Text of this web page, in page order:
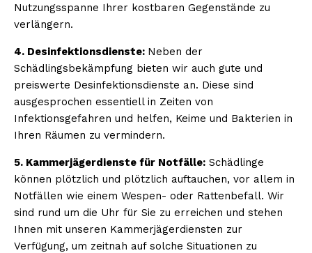
Nutzungsspanne Ihrer kostbaren Gegenstände zu
verlängern.
4. Desinfektionsdienste: Neben der
Schädlingsbekämpfung bieten wir auch gute und
preiswerte Desinfektionsdienste an. Diese sind
ausgesprochen essentiell in Zeiten von
Infektionsgefahren und helfen, Keime und Bakterien in
Ihren Räumen zu vermindern.
5. Kammerjägerdienste für Notfälle: Schädlinge
können plötzlich und plötzlich auftauchen, vor allem in
Notfällen wie einem Wespen- oder Rattenbefall. Wir
sind rund um die Uhr für Sie zu erreichen und stehen
Ihnen mit unseren Kammerjägerdiensten zur
Verfügung, um zeitnah auf solche Situationen zu